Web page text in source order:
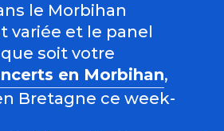
le Morbihan
variée et le panel
soit votre
en Morbihan,
Bretagne ce week-